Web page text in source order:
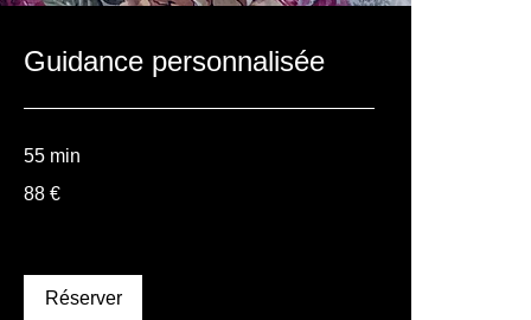
Guidance personnalisée
55 min
euros
88 €
Réserver